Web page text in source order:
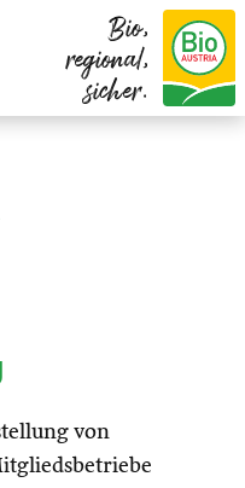
Bio,
regional,
sicher.
von